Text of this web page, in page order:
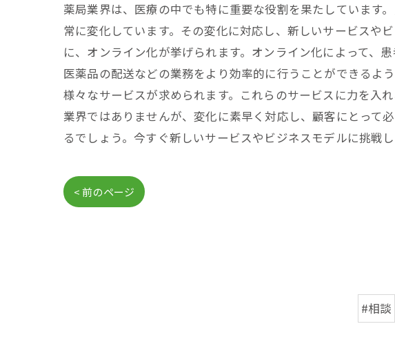
薬局業界は、医療の中でも特に重要な役割を果たしています
常に変化しています。その変化に対応し、新しいサービスや
に、オンライン化が挙げられます。オンライン化によって、
医薬品の配送などの業務をより効率的に行うことができるよ
様々なサービスが求められます。これらのサービスに力を入
業界ではありませんが、変化に素早く対応し、顧客にとって
るでしょう。今すぐ新しいサービスやビジネスモデルに挑戦
< 前のページ
#相談